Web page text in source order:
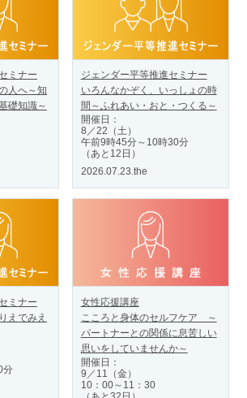
ミナー
人へ～知
礎知識～
ジェンダー平等推進セミナー
いろんなかぞく、いっしょの時
間～ふれあい・おと・つくる～
開催日：
8／22（土）
午前9時45分～10時30分
（あと12日）
2026.07.23.the
ミナー
えでみえ
分
女性応援講座
こころと身体のセルフケア ～
パートナーとの関係に息苦しい
思いをしていませんか～
開催日：
9／11（金）
10：00～11：30